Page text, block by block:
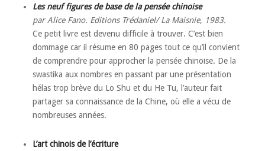
Les neuf figures de base de la pensée chinoise
par Alice Fano. Editions Trédaniel/ La Maisnie, 1983.
Ce petit livre est devenu difficile à trouver. C’est bien
dommage car il résume en 80 pages tout ce qu’il convient
de comprendre pour approcher la pensée chinoise. De la
swastika aux nombres en passant par une présentation
hélas trop brève du Lo Shu et du He Tu, l’auteur fait
partager sa connaissance de la Chine, où elle a vécu de
nombreuses années.
L’art chinois de l’écriture